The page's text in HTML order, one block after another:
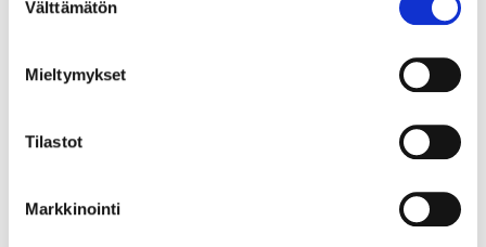
valinta
Välttämätön
Mieltymykset
Tilastot
Markkinointi
agentti vaan paras orkestrointi